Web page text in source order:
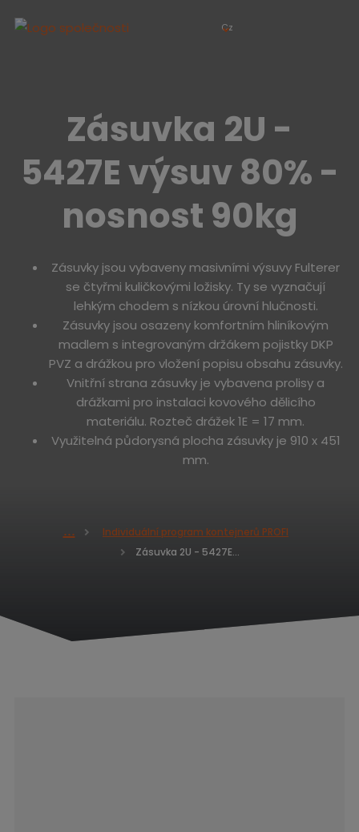
Cz
Zásuvka 2U -
5427E výsuv 80% -
nosnost 90kg
Zásuvky jsou vybaveny masivními výsuvy Fulterer
se čtyřmi kuličkovými ložisky. Ty se vyznačují
lehkým chodem s nízkou úrovní hlučnosti.
Zásuvky jsou osazeny komfortním hliníkovým
madlem s integrovaným držákem pojistky DKP
PVZ a drážkou pro vložení popisu obsahu zásuvky.
Vnitřní strana zásuvky je vybavena prolisy a
drážkami pro instalaci kovového dělicího
materiálu. Rozteč drážek 1E = 17 mm.
Využitelná půdorysná plocha zásuvky je 910 x 451
mm.
s
Individuální program kontejnerů PROFI
Zásuvka 2U - 5427E výsuv 80% - nosnost 90kg